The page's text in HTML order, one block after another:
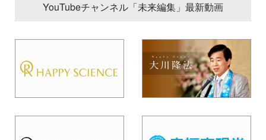
YouTubeチャンネル「未来編集」最新動画